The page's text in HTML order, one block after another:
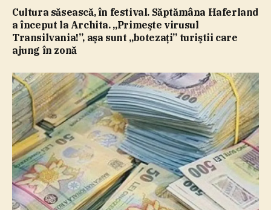
Cultura săsească, în festival. Săptămâna Haferland
a început la Archita. „Primeşte virusul
Transilvania!”, aşa sunt „botezaţi” turiştii care
ajung în zonă